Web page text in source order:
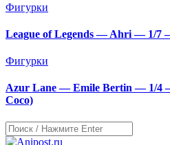
Фигурки
League of Legends — Ahri — 1/7
Фигурки
Azur Lane — Emile Bertin — 1/4
Coco)